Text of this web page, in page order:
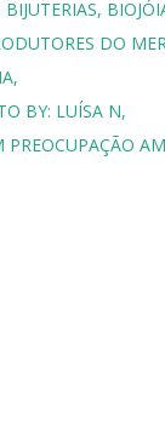
BIJUTERIAS
DO
BY: LUÍSA N